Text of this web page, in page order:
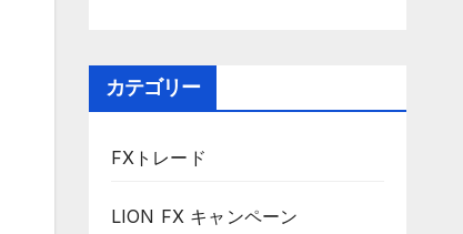
カテゴリー
FXトレード
LION FX キャンペーン